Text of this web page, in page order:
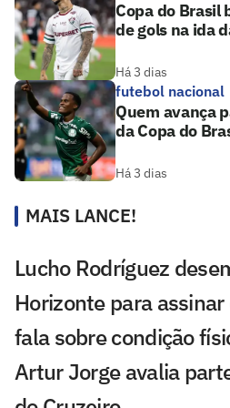
Copa do Brasil
de gols na ida
Há 3 dias
futebol nacional
Quem avança
da Copa do
Há 3 dias
MAIS LANCE!
Lucho Rodríguez
Horizonte para
fala sobre condição
Artur Jorge avalia